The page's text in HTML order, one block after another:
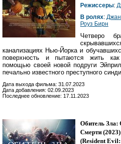
Режиссеры:
В ролях:
Роуз Бирн
Четверо
канализациях Нью-Йорка и
поверхность и пытаются жить
помощью своей новой подруги
печально известного преступного
Дата выхода фильма: 31.07.2023
Дата добавления: 02.09.2023
Последнее обновление: 17.11.2023
Обитель Зла:
Смерти (2023)
(Resident